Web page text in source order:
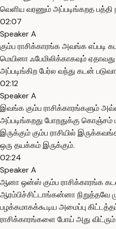
வெளிய வரணும் அப்படிங்கறத
02:07
Speaker A
கும்ப ராசிக்காரங்க அவங்க எப்படி
மெயினா ஃபேமிலிக்காகவும்
அப்படிங்கிற பேர்ல வந்து கடன்
02:12
Speaker A
இவங்க கும்ப ராசிக்காரங்களும்
அப்படிங்கறது போறதுக்கு
இருக்கும் கும்ப ராசியில்
ஒரு தயக்கம் இருக்கும்.
02:24
Speaker A
ஆனா ஒன்ஸ் கும்ப ராசிக்காரங்க
ஆரம்பிச்சிட்டாங்கன்னா நிறுத்தவே
பழக்கமாகக்கூடிய அமைப்பு
ராசிக்காரங்களை போய் அது விட்ரும்.